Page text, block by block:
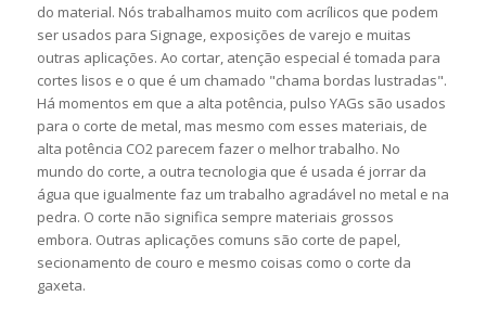
do material. Nós trabalhamos muito com acrílicos que podem
ser usados para Signage, exposições de varejo e muitas
outras aplicações. Ao cortar, atenção especial é tomada para
cortes lisos e o que é um chamado "chama bordas lustradas".
Há momentos em que a alta potência, pulso YAGs são usados
para o corte de metal, mas mesmo com esses materiais, de
alta potência CO2 parecem fazer o melhor trabalho. No
mundo do corte, a outra tecnologia que é usada é jorrar da
água que igualmente faz um trabalho agradável no metal e na
pedra. O corte não significa sempre materiais grossos
embora. Outras aplicações comuns são corte de papel,
secionamento de couro e mesmo coisas como o corte da
gaxeta.